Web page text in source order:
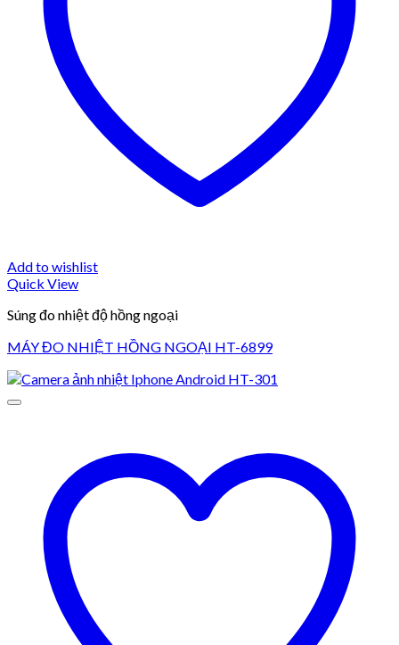
Add to wishlist
Quick View
Súng đo nhiệt độ hồng ngoại
MÁY ĐO NHIỆT HỒNG NGOẠI HT-6899